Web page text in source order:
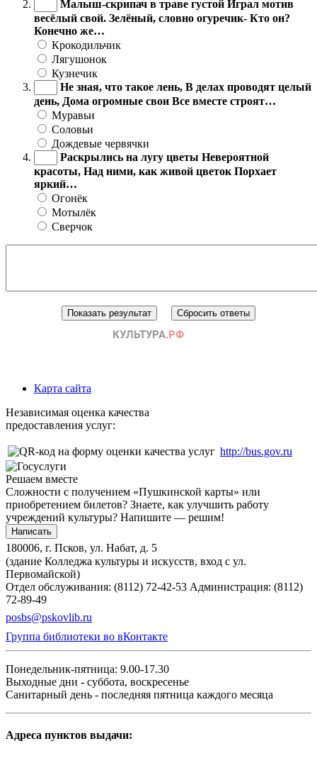
Малыш-скрипач в траве густой Играл мотив
весёлый свой. Зелёный, словно огуречик- Кто он?
Конечно же…
Крокодильчик
Лягушонок
Кузнечик
Не зная, что такое лень, В делах проводят целый
день, Дома огромные свои Все вместе строят…
Муравьи
Соловьи
Дождевые червячки
Раскрылись на лугу цветы Невероятной
красоты, Над ними, как живой цветок Порхает
яркий…
Огонёк
Мотылёк
Сверчок
Карта сайта
Независимая оценка качества
предоставления услуг:
http://bus.gov.ru
Решаем вместе
Сложности с получением «Пушкинской карты» или
приобретением билетов? Знаете, как улучшить работу
учреждений культуры? Напишите — решим!
Написать
180006, г. Псков, ул. Набат, д. 5
(здание Колледжа культуры и искусств, вход с ул.
Первомайской)
Отдел обслуживания: (8112) 72-42-53 Администрация: (8112)
72-89-49
posbs@pskovlib.ru
Группа библиотеки во вКонтакте
Понедельник-пятница: 9.00-17.30
Выходные дни - суббота, воскресенье
Санитарный день - последняя пятница каждого месяца
Адреса пунктов выдачи: